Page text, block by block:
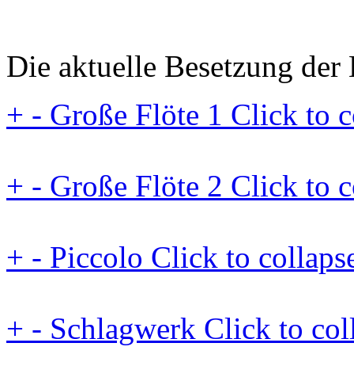
Die aktuelle Besetzung
+ - Große Flöte 1 Click to
+ - Große Flöte 2 Click to
+ - Piccolo Click to
+ - Schlagwerk Click to